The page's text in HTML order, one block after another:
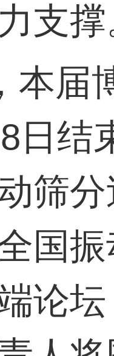
支
本届
日结
筛
国
论